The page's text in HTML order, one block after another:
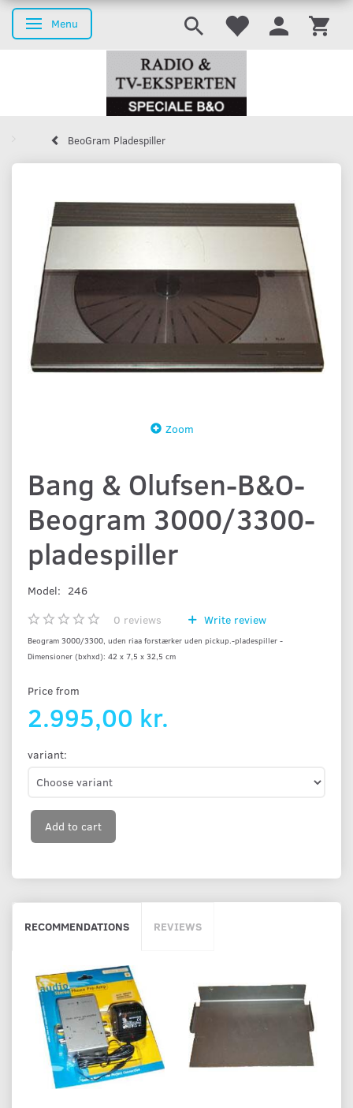
Toggle navigation
Menu
BeoGram Pladespiller
Zoom
Bang & Olufsen-B&O-
Beogram 3000/3300-
pladespiller
Model: 246
0 reviews Write review
Beogram 3000/3300, uden riaa forstærker uden pickup.-pladespiller -
Dimensioner (bxhxd): 42 x 7,5 x 32,5 cm
Price from
2.995,00 kr.
variant:
Add to cart
RECOMMENDATIONS REVIEWS